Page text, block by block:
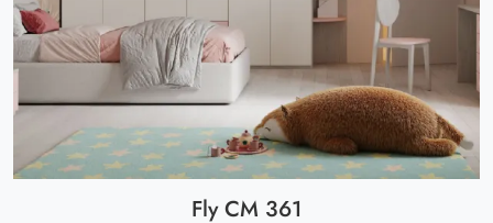
Fly CM 361